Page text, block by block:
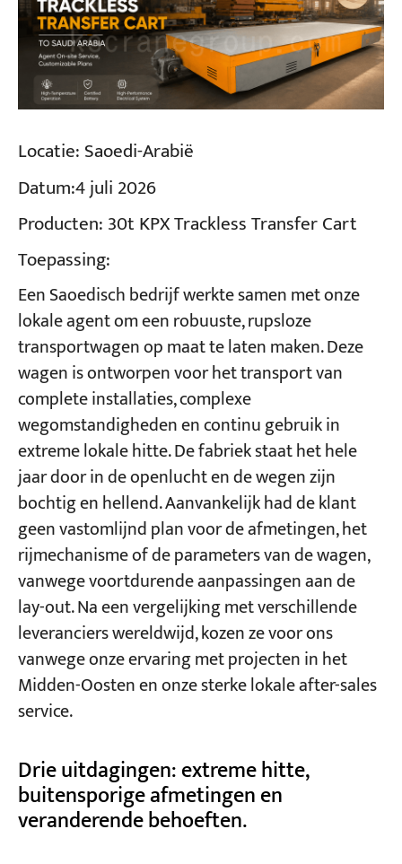
Projecten
Bloggen
Nieuws
Toepassingen
Over ons
Contacteer ons
Locatie: Saoedi-Arabië
Datum:4 juli 2026
Producten: 30t KPX Trackless Transfer Cart
Toepassing:
Een Saoedisch bedrijf werkte samen met onze
lokale agent om een robuuste, rupsloze
transportwagen op maat te laten maken. Deze
wagen is ontworpen voor het transport van
complete installaties, complexe
wegomstandigheden en continu gebruik in
extreme lokale hitte. De fabriek staat het hele
jaar door in de openlucht en de wegen zijn
bochtig en hellend. Aanvankelijk had de klant
geen vastomlijnd plan voor de afmetingen, het
rijmechanisme of de parameters van de wagen,
vanwege voortdurende aanpassingen aan de
lay-out. Na een vergelijking met verschillende
leveranciers wereldwijd, kozen ze voor ons
vanwege onze ervaring met projecten in het
Midden-Oosten en onze sterke lokale after-sales
service.
Drie uitdagingen: extreme hitte,
buitensporige afmetingen en
veranderende behoeften.